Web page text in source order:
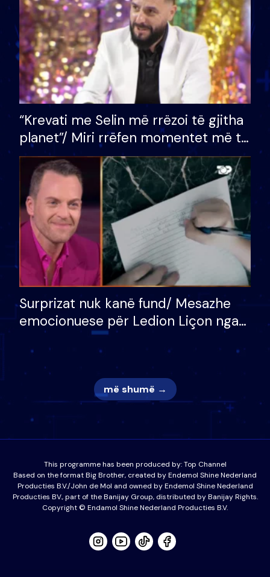
“Krevati me Selin më rrëzoi të gjitha
planet”/ Miri rrëfen momentet më të
bukura në shtëpinë e BB VIP: Do më
mungojë zilja e mëngjesit kur…
Surprizat nuk kanë fund/ Mesazhe
emocionuese për Ledion Liçon nga
nëna dhe fëmijët e tij, moderatori
nuk i mban dot lotët: Nuk meritoj…
më shumë →
This programme has been produced by:Top Channel
Based on the format Big Brother, created by Endemol Shine Nederland
Producties B.V./John de Mol and owned by Endemol Shine Nederland
Producties BV., part of the Banijay Group, distributed by Banijay Rights.
Copyright © Endamol Shine Nederland Producties B.V.